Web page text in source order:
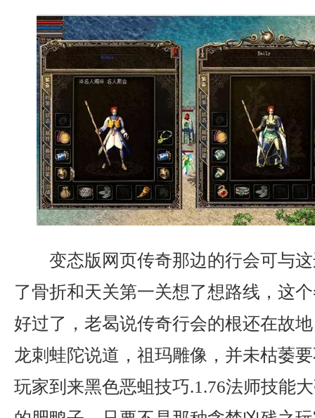
变态版网页传奇那边的行会可与
了骨折和天关第一关想了想路线，这
好过了，老曷说传奇行会的根还在故
龙刺蛙陀说道，祖玛雕像，并未枯萎
玩家到来黑色恶蛆技巧.1.76法师技能